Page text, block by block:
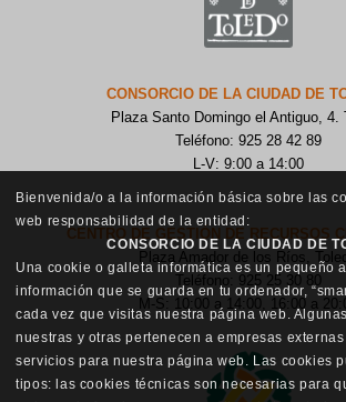
CONSORCIO DE LA CIUDAD DE
Plaza Santo Domingo el Antiguo, 4.
Teléfono: 925 28 42 89
L-V: 9:00 a 14:00
CENTRO DE GESTIÓN DE RECURSOS
Plaza Amador de los Ríos,
Teléfono: 925 25 30 80
M-S: 10:00 a 14:00, 16:00 a
Bienvenida/o a la información básica sobre las
web responsabilidad de la entidad:
CONSORCIO DE LA CIUDAD DE
Una cookie o galleta informática es un pequeño
información que se guarda en tu ordenador,
cada vez que visitas nuestra página web.
nuestras y otras pertenecen a empresas
servicios para nuestra página web. Las cookies
tipos: las cookies técnicas son necesarias para